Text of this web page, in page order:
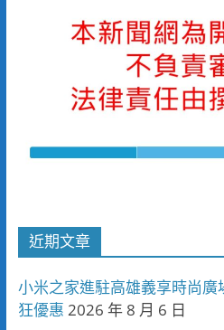
近期文章
小米之家進駐高雄義享時尚
狂優惠 2026 年 8 月 6 日